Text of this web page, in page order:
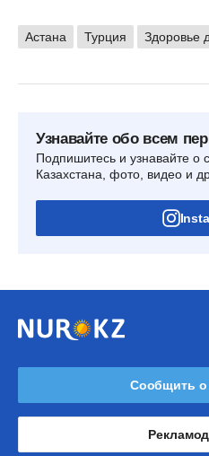
Астана Турция Здоровье
Узнавайте обо всем
Подпишитесь и узнавайте о
Казахстана, фото, видео и
Сообщить о